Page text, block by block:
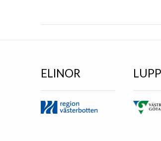
ELINOR LUPP